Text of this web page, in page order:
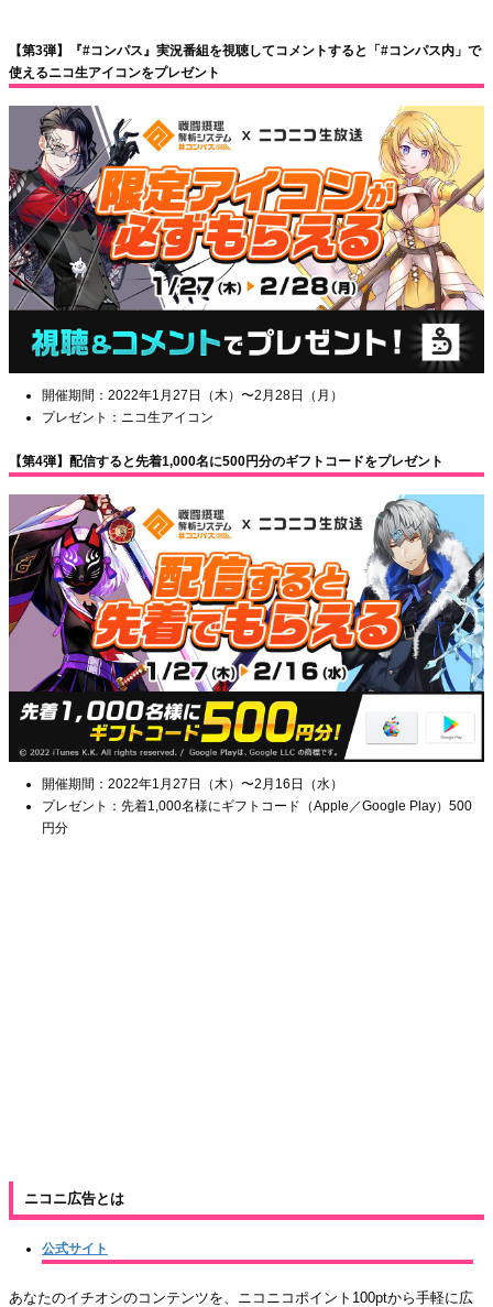
【第3弾】『#コンパス』実況番組を視聴してコメントすると「#コンパス内」で
使えるニコ生アイコンをプレゼント
開催期間：2022年1月27日（木）〜2月28日（月）
プレゼント：ニコ生アイコン
【第4弾】配信すると先着1,000名に500円分のギフトコードをプレゼント
開催期間：2022年1月27日（木）〜2月16日（水）
プレゼント：先着1,000名様にギフトコード（Apple／Google Play）500
円分
ニコニ広告とは
公式サイト
あなたのイチオシのコンテンツを、ニコニコポイント100ptから手軽に広